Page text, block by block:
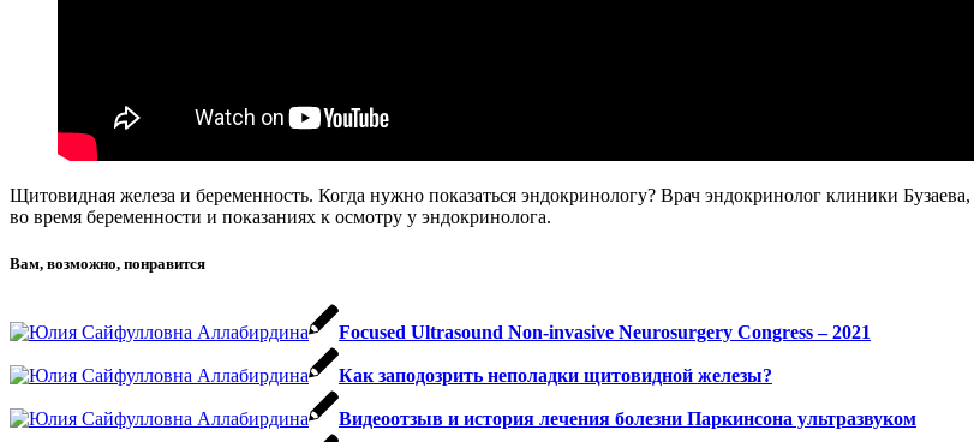
Щитовидная железа и беременность. Когда нужно показаться эндокринологу? Врач эндокринолог клиники Бузаева,
во время беременности и показаниях к осмотру у эндокринолога.
Вам, возможно, понравится
Focused Ultrasound Non-invasive Neurosurgery Congress – 2021
Как заподозрить неполадки щитовидной железы?
Видеоотзыв и история лечения болезни Паркинсона ультразвуком